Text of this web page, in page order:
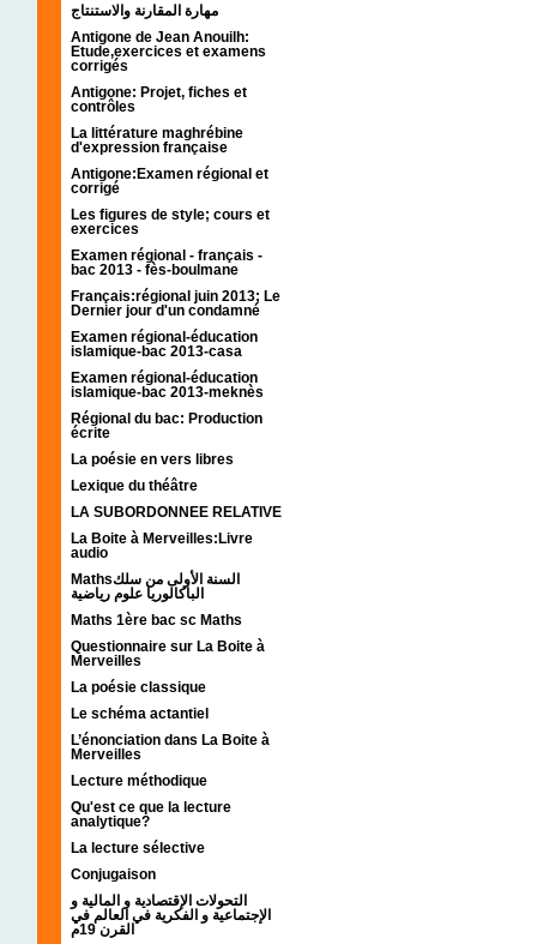
مهارة المقارنة والاستنتاج
Antigone de Jean Anouilh:
Etude,exercices et examens
corrigés
Antigone: Projet, fiches et
contrôles
La littérature maghrébine
d'expression française
Antigone:Examen régional et
corrigé
Les figures de style; cours et
exercices
Examen régional - français -
bac 2013 - fès-boulmane
Français:régional juin 2013; Le
Dernier jour d'un condamné
Examen régional-éducation
islamique-bac 2013-casa
Examen régional-éducation
islamique-bac 2013-meknès
Régional du bac: Production
écrite
La poésie en vers libres
Lexique du théâtre
LA SUBORDONNEE RELATIVE
La Boite à Merveilles:Livre
audio
Mathsالسنة الأولى من سلك
الباكالوريا علوم رياضية
Maths 1ère bac sc Maths
Questionnaire sur La Boite à
Merveilles
La poésie classique
Le schéma actantiel
L’énonciation dans La Boite à
Merveilles
Lecture méthodique
Qu'est ce que la lecture
analytique?
La lecture sélective
Conjugaison
التحولات الإقتصادية و المالية و
الإجتماعية و الفكرية في العالم في
القرن 19م